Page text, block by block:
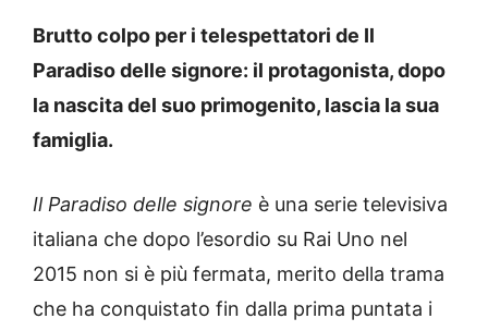
Brutto colpo per i telespettatori de Il
Paradiso delle signore: il protagonista, dopo
la nascita del suo primogenito, lascia la sua
famiglia.
Il Paradiso delle signore è una serie televisiva
italiana che dopo l’esordio su Rai Uno nel
2015 non si è più fermata, merito della trama
che ha conquistato fin dalla prima puntata i